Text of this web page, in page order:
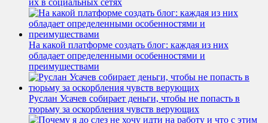
На какой платформе создать блог: каждая из них
обладает определенными особенностями и
преимуществами
Руслан Усачев собирает деньги, чтобы не попасть в
тюрьму за оскорбления чувств верующих